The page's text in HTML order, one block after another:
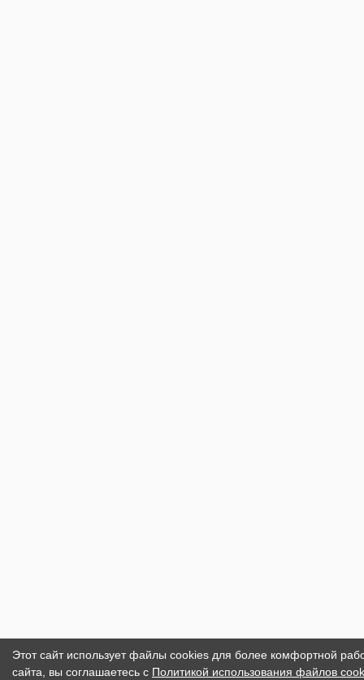
Этот сайт использует файлы cookies для более комфортной
сайта, вы соглашаетесь с Политикой использования файлов